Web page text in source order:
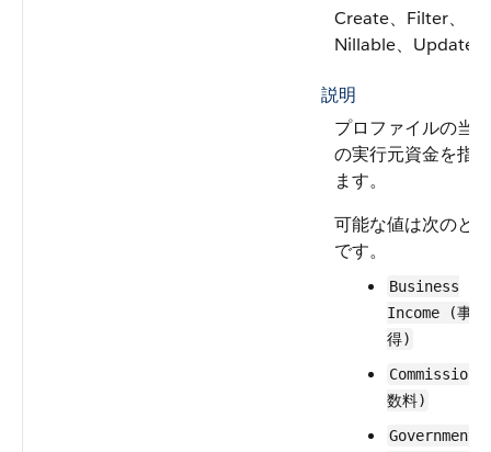
Create、Filter、
Nillable、Update
説明
プロファイルの当
の実行元資金を指
ます。
可能な値は次のと
です。
Business
Income (事業
得)
Commission
数料)
Government